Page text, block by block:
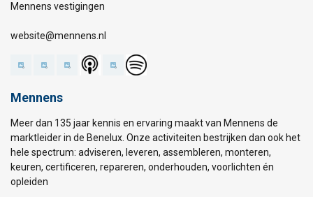
Mennens vestigingen
website@mennens.nl
Mennens
Meer dan 135 jaar kennis en ervaring maakt van Mennens de
marktleider in de Benelux. Onze activiteiten bestrijken dan ook het
hele spectrum: adviseren, leveren, assembleren, monteren,
keuren, certificeren, repareren, onderhouden, voorlichten én
opleiden